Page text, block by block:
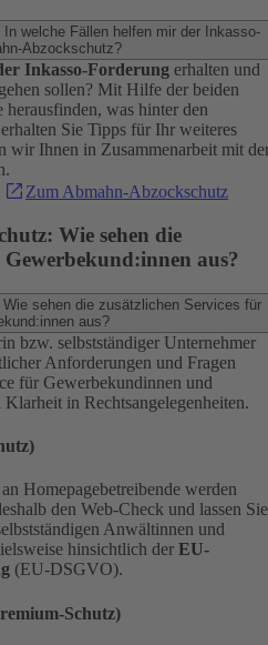
welche Fällen helfen mir der Inkasso-
Abzockschutz?
Inkasso-Forderung erhalten und
sollen? Mit Hilfe der beiden
herausfinden, was hinter den
Sie Tipps für Ihr weiteres
wir Ihnen in Zusammenarbeit mit
Zum Abmahn-Abzockschutz
Wie sehen die
Gewerbekund:innen aus?
sehen die zusätzlichen Services für
aus?
bzw. selbstständiger Unternehmer
Anforderungen und Fragen
für Gewerbekundinnen und
in Rechtsangelegenheiten.
Homepagebetreibende werden
den Web-Check und lassen Sie
Anwältinnen und
hinsichtlich der EU-
(EU-DSGVO).
Schutz)